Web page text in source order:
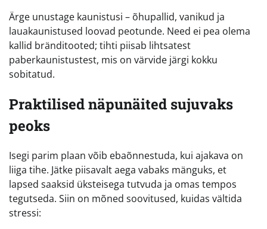
Ärge unustage kaunistusi – õhupallid, vanikud ja
lauakaunistused loovad peotunde. Need ei pea olema
kallid bränditooted; tihti piisab lihtsatest
paberkaunistustest, mis on värvide järgi kokku
sobitatud.
Praktilised näpunäited sujuvaks
peoks
Isegi parim plaan võib ebaõnnestuda, kui ajakava on
liiga tihe. Jätke piisavalt aega vabaks mänguks, et
lapsed saaksid üksteisega tutvuda ja omas tempos
tegutseda. Siin on mõned soovitused, kuidas vältida
stressi: